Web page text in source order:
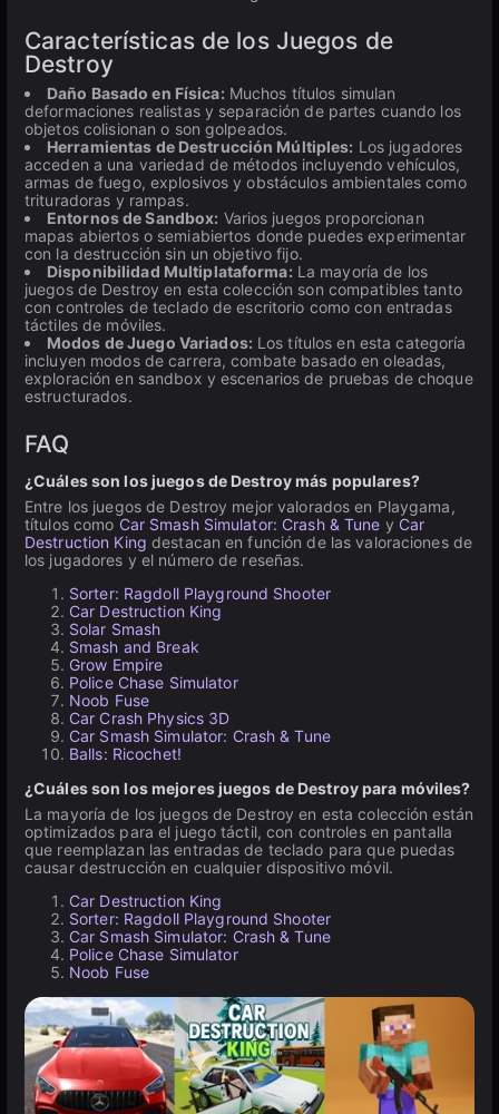
Características de los Juegos de
Destroy
Daño Basado en Física: Muchos títulos simulan
deformaciones realistas y separación de partes cuando los
objetos colisionan o son golpeados.
Herramientas de Destrucción Múltiples: Los jugadores
acceden a una variedad de métodos incluyendo vehículos,
armas de fuego, explosivos y obstáculos ambientales como
trituradoras y rampas.
Entornos de Sandbox: Varios juegos proporcionan
mapas abiertos o semiabiertos donde puedes experimentar
con la destrucción sin un objetivo fijo.
Disponibilidad Multiplataforma: La mayoría de los
juegos de Destroy en esta colección son compatibles tanto
con controles de teclado de escritorio como con entradas
táctiles de móviles.
Modos de Juego Variados: Los títulos en esta categoría
incluyen modos de carrera, combate basado en oleadas,
exploración en sandbox y escenarios de pruebas de choque
estructurados.
FAQ
¿Cuáles son los juegos de Destroy más populares?
Entre los juegos de Destroy mejor valorados en Playgama,
títulos como Car Smash Simulator: Crash & Tune y Car
Destruction King destacan en función de las valoraciones de
los jugadores y el número de reseñas.
Sorter: Ragdoll Playground Shooter
Car Destruction King
Solar Smash
Smash and Break
Grow Empire
Police Chase Simulator
Noob Fuse
Car Crash Physics 3D
Car Smash Simulator: Crash & Tune
Balls: Ricochet!
¿Cuáles son los mejores juegos de Destroy para móviles?
La mayoría de los juegos de Destroy en esta colección están
optimizados para el juego táctil, con controles en pantalla
que reemplazan las entradas de teclado para que puedas
causar destrucción en cualquier dispositivo móvil.
Car Destruction King
Sorter: Ragdoll Playground Shooter
Car Smash Simulator: Crash & Tune
Police Chase Simulator
Noob Fuse